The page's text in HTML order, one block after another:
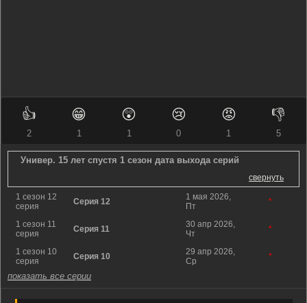
👍
2
😁
1
😲
1
😢
0
😡
1
👎
5
Универ. 15 лет спустя 1 сезон дата выхода серий
свернуть
1 сезон 12
серия
Серия 12
1 мая 2026,
Пт
*
1 сезон 11
серия
Серия 11
30 апр 2026,
Чт
*
1 сезон 10
серия
Серия 10
29 апр 2026,
Ср
*
показать все серии